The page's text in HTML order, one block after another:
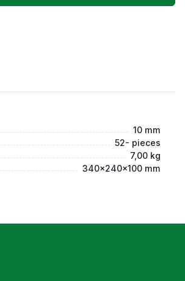
10 mm
52- pieces
7,00 kg
340x240x100 mm